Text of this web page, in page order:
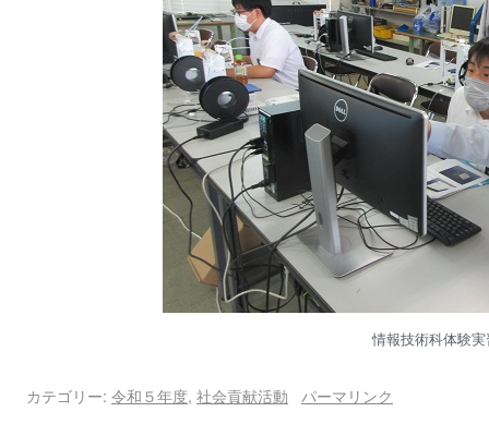
情報技術科体験実
カテゴリー: 令和５年度, 社会貢献活動
パーマリンク